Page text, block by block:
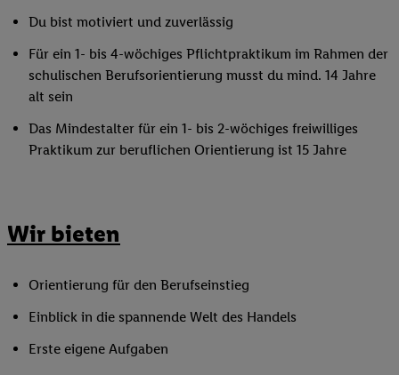
Du bist motiviert und zuverlässig
Für ein 1- bis 4-wöchiges Pflichtpraktikum im Rahmen der
schulischen Berufsorientierung musst du mind. 14 Jahre
alt sein
Das Mindestalter für ein 1- bis 2-wöchiges freiwilliges
Praktikum zur beruflichen Orientierung ist 15 Jahre
Wir bieten
Orientierung für den Berufseinstieg
Einblick in die spannende Welt des Handels
Erste eigene Aufgaben